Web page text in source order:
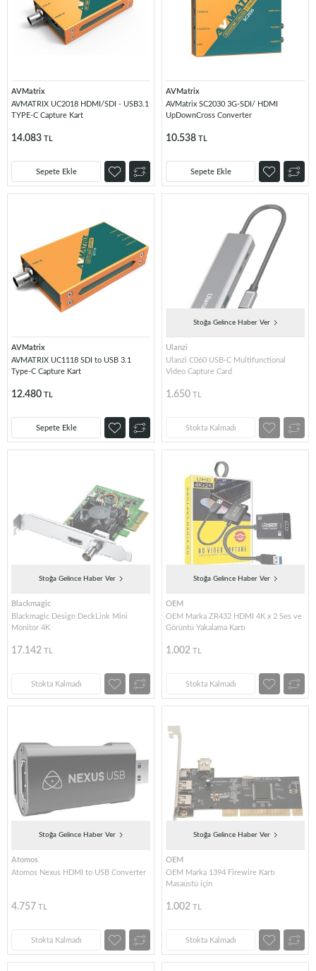
AVMatrix
AVMATRIX UC2018 HDMI/SDI - USB3.1
TYPE-C Capture Kart
14.083 TL
Sepete Ekle
AVMatrix
AVMatrix SC2030 3G-SDI/ HDMI
UpDownCross Converter
10.538 TL
Sepete Ekle
AVMatrix
AVMATRIX UC1118 SDI to USB 3.1
Type-C Capture Kart
12.480 TL
Sepete Ekle
Stoğa Gelince Haber Ver
Ulanzi
Ulanzi C060 USB-C Multifunctional
Video Capture Card
1.650 TL
Stokta Kalmadı
Stoğa Gelince Haber Ver
Blackmagic
Blackmagic Design DeckLink Mini
Monitor 4K
17.142 TL
Stokta Kalmadı
Stoğa Gelince Haber Ver
OEM
OEM Marka ZR432 HDMI 4K x 2 Ses ve
Görüntü Yakalama Kartı
1.002 TL
Stokta Kalmadı
Stoğa Gelince Haber Ver
Atomos
Atomos Nexus HDMI to USB Converter
4.757 TL
Stokta Kalmadı
Stoğa Gelince Haber Ver
OEM
OEM Marka 1394 Firewire Kartı
Masaüstü için
1.002 TL
Stokta Kalmadı